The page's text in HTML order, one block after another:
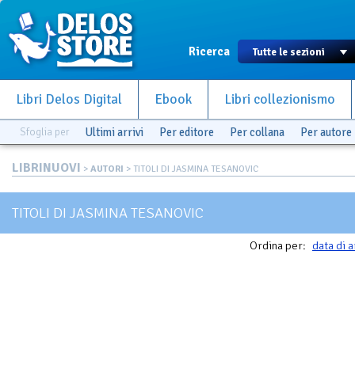
Ricerca
Libri Delos Digital Ebook Libri collezionismo
Sfoglia per Ultimi arrivi Per editore Per collana Per autore
LIBRINUOVI > AUTORI > TITOLI DI JASMINA TESANOVIC
TITOLI DI JASMINA TESANOVIC
Ordina per: data di